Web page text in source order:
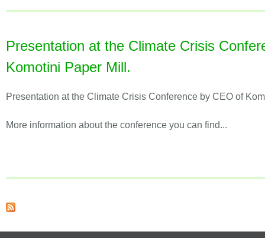
Presentation at the Climate Crisis
Komotini Paper Mill.
Presentation at the Climate Crisis Conference by CEO of
More information about the conference you can find...